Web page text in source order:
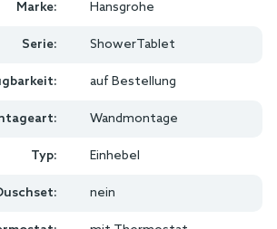
Marke: Hansgrohe
Serie: ShowerTablet
auf Bestellung
Wandmontage
Typ: Einhebel
nein